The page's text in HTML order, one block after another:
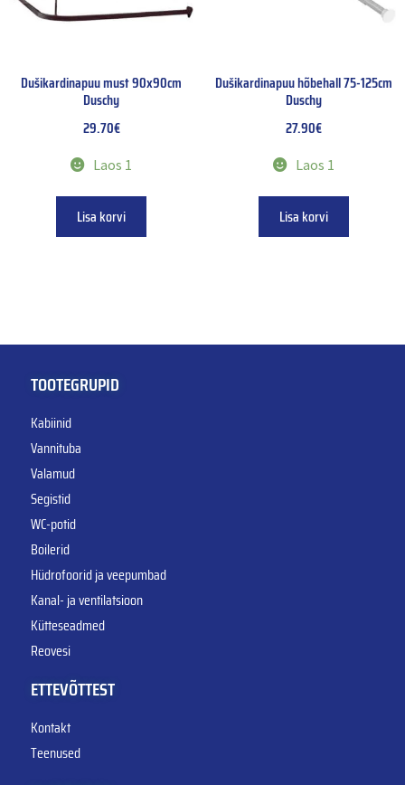
Dušikardinapuu must 90x90cm
Duschy
29.70€
Laos 1
Lisa korvi
Dušikardinapuu hõbehall 75-125cm
Duschy
27.90€
Laos 1
Lisa korvi
TOOTEGRUPID
Kabiinid
Vannituba
Valamud
Segistid
WC-potid
Boilerid
Hüdrofoorid ja veepumbad
Kanal- ja ventilatsioon
Kütteseadmed
Reovesi
ETTEVÕTTEST
Kontakt
Teenused